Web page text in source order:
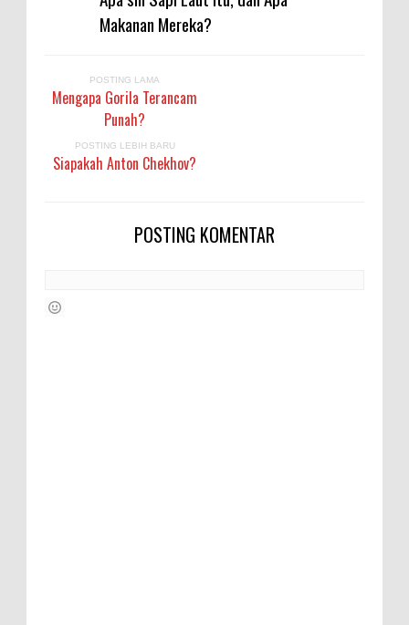
Makanan Mereka?
POSTING LAMA
Mengapa Gorila Terancam
Punah?
POSTING LEBIH BARU
Siapakah Anton Chekhov?
POSTING KOMENTAR